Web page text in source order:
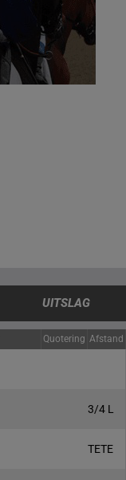
UITSLAG
Quotering Afstand
3/4 L
TETE